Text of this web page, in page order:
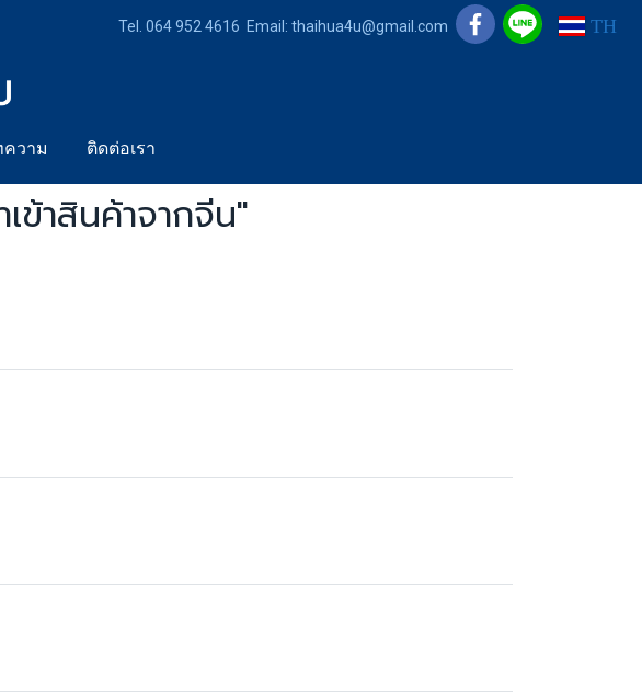
Tel. 064 952 4616 Email: thaihua4u@gmail.com TH
วาม ติดต่อเรา
ข้าสินค้าจากจีน"